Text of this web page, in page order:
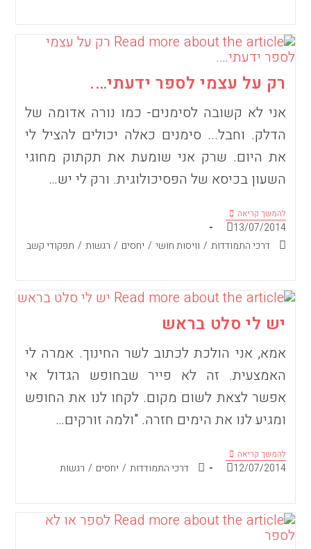
רק על עצמי לספר ידעתי….
אני לא קשובה לסימנים- כמו נורה אדומה של
הדלק. וחבל... סימנים כאלה יכולים להציל לי
את היום. שרק אני שומעת את תקתוק מחוגי
השעון בכיסא של הפסיכולוגית. ורק לי יש…
להמשך קריאהרק
על
עצמי
לספר
פורסם:
13/07/2014
קטגוריה:דרכי התמודדות / וויסות חושי / יחסים / רגשות / תפקודי קשב
יש לי סלט בראש
אמא, אני הולכת לכתוב לשר החינוך. אמרה לי
האמצעית. זה לא פייר שבחופש הגדול אי
אפשר לצאת לשום מקום. לקחו לנו את החופש
ומגיע לנו את הימים חזרה. "ולמה זורקים…
להמשך קריאהיש
לי
סלט
פורסם:
12/07/2014 קטגוריה:דרכי התמודדות / יחסים / רגשות